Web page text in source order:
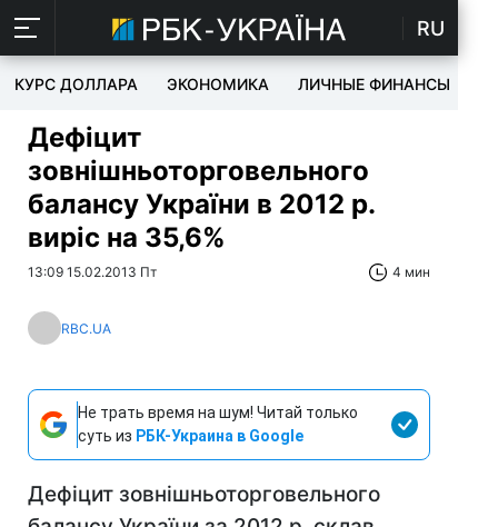
RU
КУРС ДОЛЛАРА ЭКОНОМИКА ЛИЧНЫЕ ФИНАНСЫ
Дефіцит
зовнішньоторговельного
балансу України в 2012 р.
виріс на 35,6%
13:09 15.02.2013 Пт 4 мин
RBC.UA
Не трать время на шум! Читай только
суть из РБК-Украина в Google
Дефіцит зовнішньоторговельного